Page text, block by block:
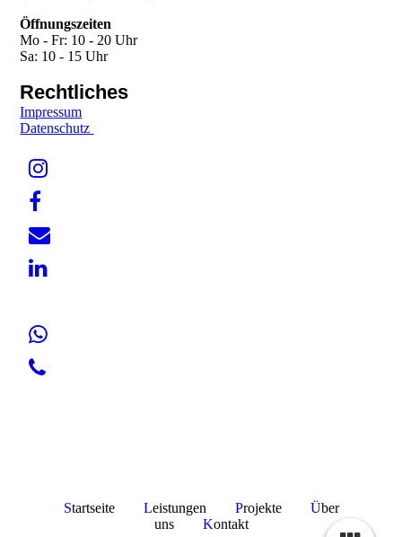
Öffnungszeiten
Mo - Fr: 10 - 20 Uhr
Sa: 10 - 15 Uhr
Rechtliches
Impressum
Datenschutz
Startseite Leistungen Projekte Über
uns Kontakt